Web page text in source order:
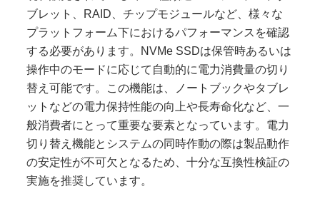
ブレット、RAID、チップモジュールなど、様々な
プラットフォーム下におけるパフォーマンスを確認
する必要があります。NVMe SSDは保管時あるいは
操作中のモードに応じて自動的に電力消費量の切り
替え可能です。この機能は、ノートブックやタブレ
ットなどの電力保持性能の向上や長寿命化など、一
般消費者にとって重要な要素となっています。電力
切り替え機能とシステムの同時作動の際は製品動作
の安定性が不可欠となるため、十分な互換性検証の
実施を推奨しています。